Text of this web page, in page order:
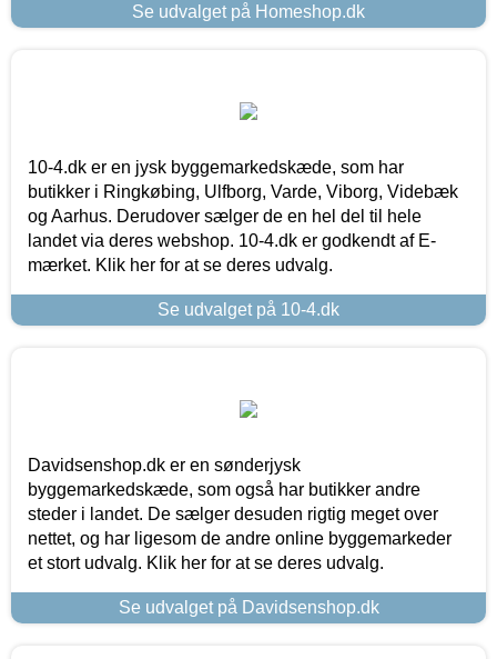
Se udvalget på Homeshop.dk
10-4.dk er en jysk byggemarkedskæde, som har
butikker i Ringkøbing, Ulfborg, Varde, Viborg, Videbæk
og Aarhus. Derudover sælger de en hel del til hele
landet via deres webshop. 10-4.dk er godkendt af E-
mærket. Klik her for at se deres udvalg.
Se udvalget på 10-4.dk
Davidsenshop.dk er en sønderjysk
byggemarkedskæde, som også har butikker andre
steder i landet. De sælger desuden rigtig meget over
nettet, og har ligesom de andre online byggemarkeder
et stort udvalg. Klik her for at se deres udvalg.
Se udvalget på Davidsenshop.dk